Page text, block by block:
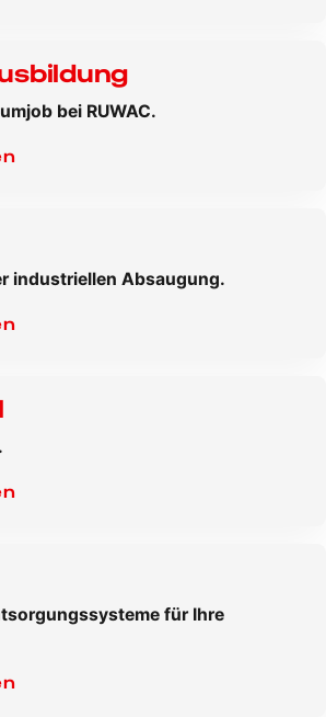
bei RUWAC.
industriellen Absaugung.
für Ihre